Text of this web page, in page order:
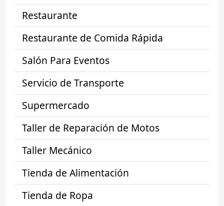
Restaurante
Restaurante de Comida Rápida
Salón Para Eventos
Servicio de Transporte
Supermercado
Taller de Reparación de Motos
Taller Mecánico
Tienda de Alimentación
Tienda de Ropa